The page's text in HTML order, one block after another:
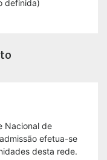
definida)
Nacional de
efetua-se
desta rede.